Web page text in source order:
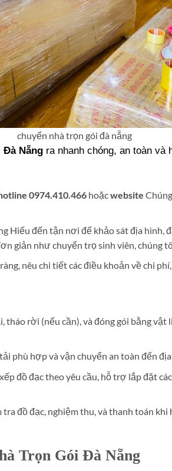
chuyển nhà trọn gói đà nẵng
Đà Nẵng ra nhanh chóng, an toàn và
0974.410.466 hoặcwebsite
Hiếu đến tận nơi để khảo sát địa hình,
giản như chuyển trọ sinh viên, chúng
nêu chi tiết các điều khoản về chi
tháo rời (nếu cần), và đóng gói bằng
phù hợp và vận chuyển an toàn đến
đồ đạc theo yêu cầu, hỗ trợ lắp đặt
tra đồ đạc, nghiệm thu, và thanh toán
Trọn Gói Đà Nẵng